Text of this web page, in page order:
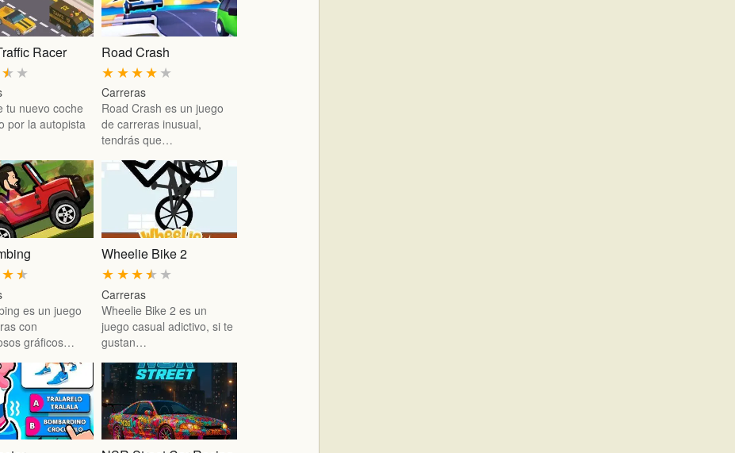
Racer
★
★
tu nuevo coche
por la autopista
Road Crash
★
★
★
★
★
Carreras
Road Crash es un juego
de carreras inusual,
tendrás que…
★
★
es un juego
con
gráficos…
Wheelie Bike 2
★
★
★
★
★
Carreras
Wheelie Bike 2 es un
juego casual adictivo, si te
gustan…